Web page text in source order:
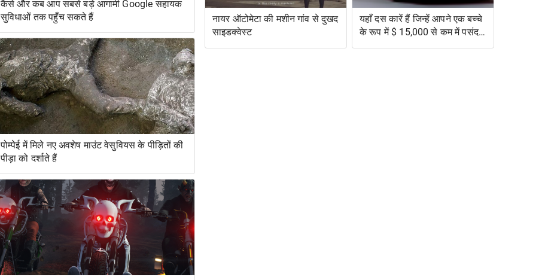
कैसे और कब आप सबसे बड़े आगामी Google सहायक
सुविधाओं तक पहुँच सकते हैं
पोम्पेई में मिले नए अवशेष माउंट वेसुवियस के पीड़ितों की
पीड़ा को दर्शाते हैं
नायर ऑटोमेटा की मशीन गांव से दुखद
साइडक्वेस्ट
यहाँ दस कारें हैं जिन्हें आपने एक बच्चे
के रूप में $ 15,000 से कम में पसंद
किया था